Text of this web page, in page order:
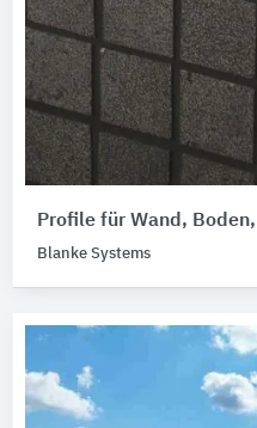
Profile für Wand,
Blanke Systems